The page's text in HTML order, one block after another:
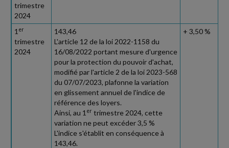
trimestre
2024
1 er
trimestre
2024
143,46
L'article 12 de la loi 2022-1158 du
16/08/2022 portant mesure d'urgence
pour la protection du pouvoir d'achat,
modifié par l'article 2 de la loi 2023-568
du 07/07/2023, plafonne la variation
en glissement annuel de l'indice de
référence des loyers.
Ainsi, au 1 er trimestre 2024, cette
variation ne peut excéder 3,5 %
L'indice s'établit en conséquence à
143,46.
+ 3,50 %